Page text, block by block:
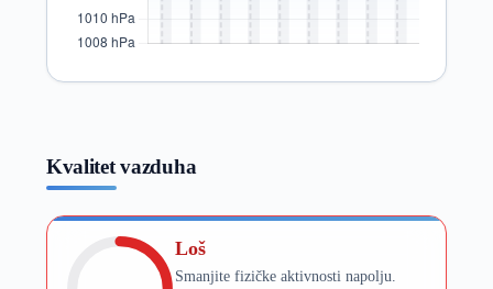
Kvalitet vazduha
Loš
Smanjite fizičke aktivnosti napolju.